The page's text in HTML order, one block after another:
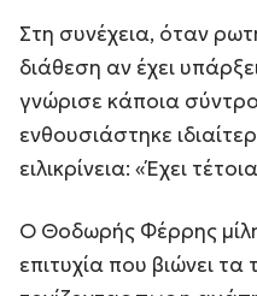
Στη συνέχεια, όταν
διάθεση αν έχει
γνώρισε κάποια
ενθουσιάστηκε
ειλικρίνεια: «Έχει
Ο Θοδωρής Φέρρης
επιτυχία που βιώνει τα